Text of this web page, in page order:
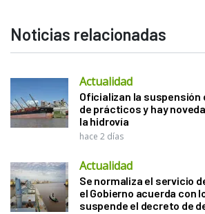
Noticias relacionadas
Actualidad
Oficializan la suspensión
de prácticos y hay
la hidrovía
hace 2 días
Actualidad
Se normaliza el servicio
el Gobierno acuerda con
suspende el decreto de